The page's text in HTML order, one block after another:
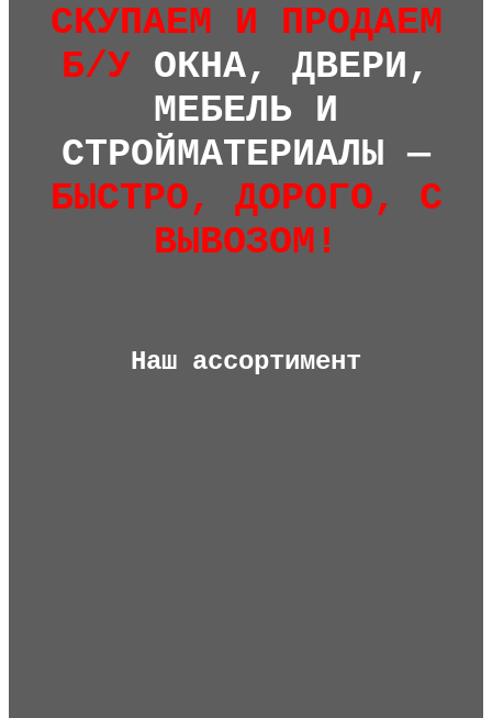
СКУПАЕМ И ПРОДАЕМ
Б/У ОКНА, ДВЕРИ,
МЕБЕЛЬ И
СТРОЙМАТЕРИАЛЫ —
БЫСТРО, ДОРОГО, С
ВЫВОЗОМ!
Наш ассортимент